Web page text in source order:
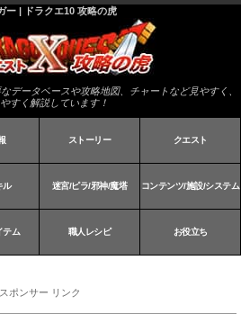
ー | ドラクエ10 攻略の虎
データベースや攻略地図、チャートなど見やすく、
すく解説しています！
ストーリー クエスト
ル 迷宮/ピラ/邪神/魔塔 コンテンツ/施設/システム
テム 職人レシピ お役立ち
スポンサー リンク